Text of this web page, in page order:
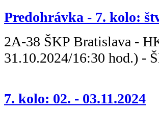
Predohrávka - 7. kolo:
2A-38 ŠKP
31.10.2024/16:30 hod.) -
7. kolo: 02. - 03.11.2024